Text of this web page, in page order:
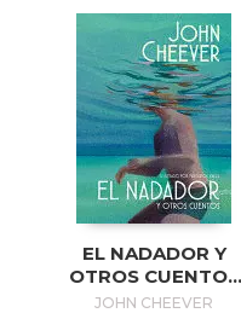
EL NADADOR Y
OTROS CUENTOS
(EDICIÓN
JOHN CHEEVER